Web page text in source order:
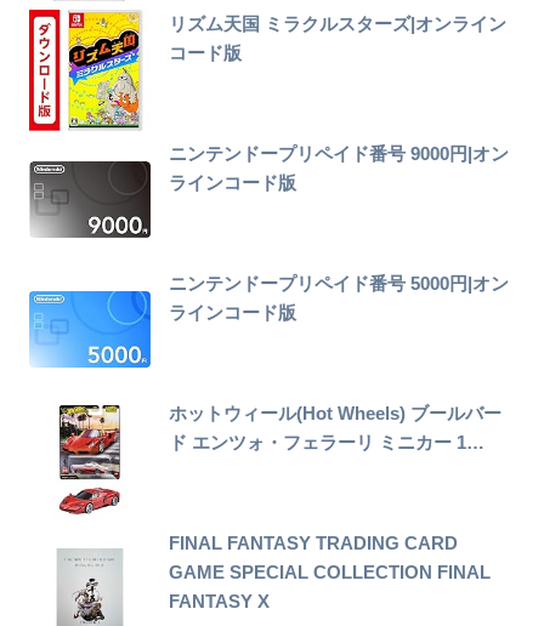
リズム天国 ミラクルスターズ|オンライン
コード版
ニンテンドープリペイド番号 9000円|オン
ラインコード版
ニンテンドープリペイド番号 5000円|オン
ラインコード版
ホットウィール(Hot Wheels) ブールバー
ド エンツォ・フェラーリ ミニカー 1…
FINAL FANTASY TRADING CARD
GAME SPECIAL COLLECTION FINAL
FANTASY X